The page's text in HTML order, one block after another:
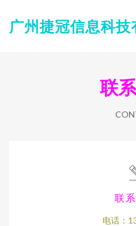
广州捷冠信息科技
联
联
电话：